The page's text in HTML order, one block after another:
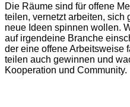
Die Räume sind für offene
teilen, vernetzt arbeiten, sich
neue Ideen spinnen wollen.
auf irgendeine Branche
der eine offene Arbeitsweise
teilen auch gewinnen und
Kooperation und Community.